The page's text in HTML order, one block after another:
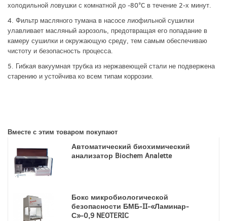
холодильной ловушки с комнатной до -80°C в течение 2-х минут.
4. Фильтр масляного тумана в насосе лиофильной сушилки
улавливает масляный аэрозоль, предотвращая его попадание в
камеру сушилки и окружающую среду, тем самым обеспечиваю
чистоту и безопасность процесса.
5. Гибкая вакуумная трубка из нержавеющей стали не подвержена
старению и устойчива ко всем типам коррозии.
Вместе с этим товаром покупают
Автоматический биохимический
анализатор Biochem Analette
Бокс микробиологической
безопасности БМБ-II-«Ламинар-
С»-0,9 NEOTERIC